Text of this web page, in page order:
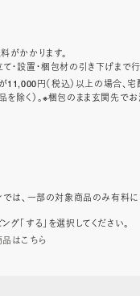
がかかります。
・設置・梱包材の引き下げまで行
11,000円（税込）以上の場合、
除く）。※梱包のまま玄関先でお
では、一部の対象商品のみ有料
グ「する」を選択してください。
はこちら